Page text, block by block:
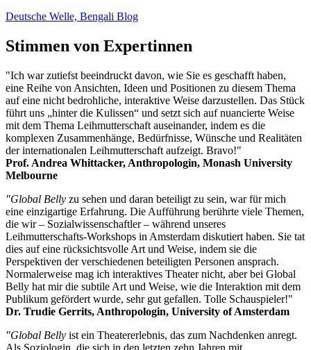
Deutsche Welle, Bengali Blog
Stimmen von Expertinnen
"Ich war zutiefst beeindruckt davon, wie Sie es geschafft haben,
eine Reihe von Ansichten, Ideen und Positionen zu diesem Thema
auf eine nicht bedrohliche, interaktive Weise darzustellen. Das Stück
führt uns „hinter die Kulissen“ und setzt sich auf nuancierte Weise
mit dem Thema Leihmutterschaft auseinander, indem es die
komplexen Zusammenhänge, Bedürfnisse, Wünsche und Realitäten
der internationalen Leihmutterschaft aufzeigt. Bravo!"
Prof. Andrea Whittacker, Anthropologin, Monash University
Melbourne
"Global Belly zu sehen und daran beteiligt zu sein, war für mich
eine einzigartige Erfahrung. Die Aufführung berührte viele Themen,
die wir – Sozialwissenschaftler – während unseres
Leihmutterschafts-Workshops in Amsterdam diskutiert haben. Sie tat
dies auf eine rücksichtsvolle Art und Weise, indem sie die
Perspektiven der verschiedenen beteiligten Personen ansprach.
Normalerweise mag ich interaktives Theater nicht, aber bei Global
Belly hat mir die subtile Art und Weise, wie die Interaktion mit dem
Publikum gefördert wurde, sehr gut gefallen. Tolle Schauspieler!"
Dr. Trudie Gerrits, Anthropologin, University of Amsterdam
"Global Belly ist ein Theatererlebnis, das zum Nachdenken anregt.